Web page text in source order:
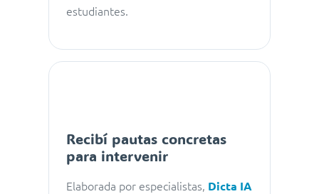
estudiantes.
Recibí pautas concretas
para intervenir
Elaborada por especialistas, Dicta IA